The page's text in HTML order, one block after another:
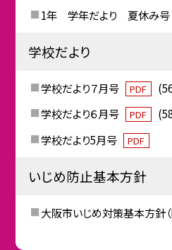
1年 学年だより 夏休み号
学校だより
学校だより７月号 PDF
学校だより６月号
PDF
学校だより5月号
PDF
いじめ防止基本方針
大阪市いじめ対策基本方針（